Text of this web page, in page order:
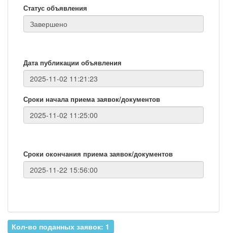
Статус объявления
Дата публикации объявления
Сроки начала приема заявок/документов
Сроки окончания приема заявок/документов
Кол-во поданных заявок: 1